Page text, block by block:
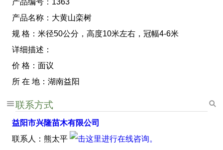
产品编号：1363
产品名称：大黄山栾树
规 格：米径50公分，高度10米左右，冠幅4-6米
详细描述：
价 格：面议
所 在 地：湖南益阳
联系方式
益阳市兴隆苗木有限公司
联系人：熊太平